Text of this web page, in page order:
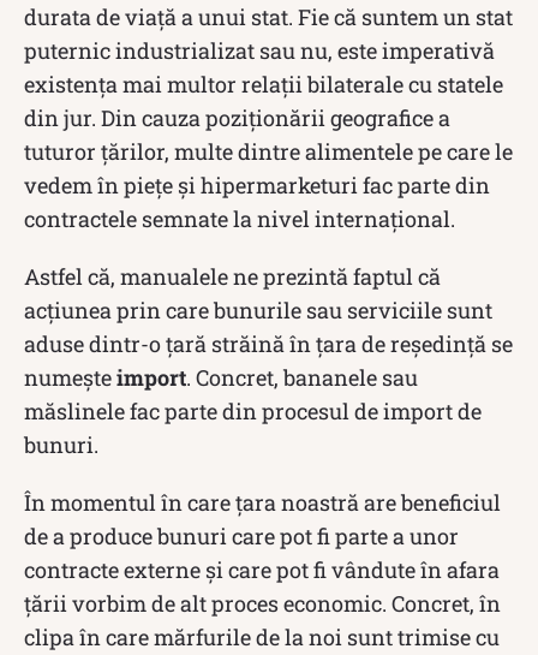
durata de viață a unui stat. Fie că suntem un stat
puternic industrializat sau nu, este imperativă
existența mai multor relații bilaterale cu statele
din jur. Din cauza poziționării geografice a
tuturor țărilor, multe dintre alimentele pe care le
vedem în piețe și hipermarketuri fac parte din
contractele semnate la nivel internațional.
Astfel că, manualele ne prezintă faptul că
acțiunea prin care bunurile sau serviciile sunt
aduse dintr-o țară străină în țara de reședință se
numeșteimport. Concret, bananele sau
măslinele fac parte din procesul de import de
bunuri.
În momentul în care țara noastră are beneficiul
de a produce bunuri care pot fi parte a unor
contracte externe și care pot fi vândute în afara
țării vorbim de alt proces economic. Concret, în
clipa în care mărfurile de la noi sunt trimise cu